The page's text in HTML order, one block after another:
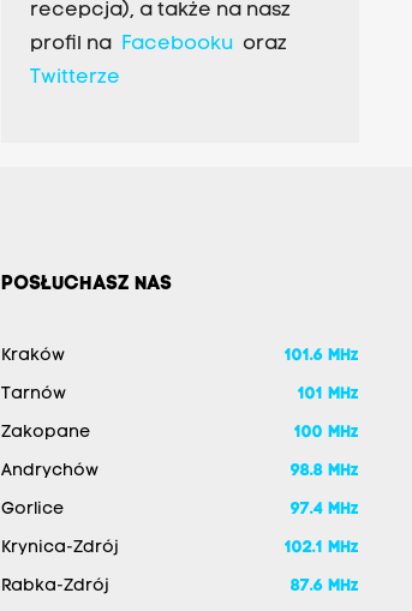
recepcja), a także na nasz
profil na Facebookuoraz
Twitterze
POSŁUCHASZ NAS
Kraków 101.6 MHz
Tarnów 101 MHz
Zakopane 100 MHz
Andrychów 98.8 MHz
Gorlice 97.4 MHz
Krynica-Zdrój 102.1 MHz
Rabka-Zdrój 87.6 MHz